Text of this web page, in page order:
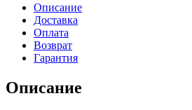
Описание
Доставка
Оплата
Возврат
Гарантия
Описание